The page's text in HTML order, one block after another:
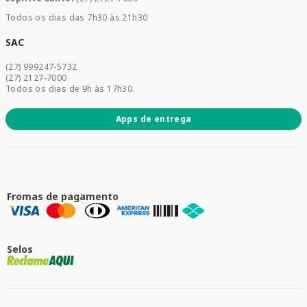
Dermocosméticos
Promoções
Todos os dias das 7h30 às 21h30
SAC
(27) 999247-5732
(27) 2127-7000
Todos os dias de 9h às 17h30.
Apps de entrega
Fromas de pagamento
Selos